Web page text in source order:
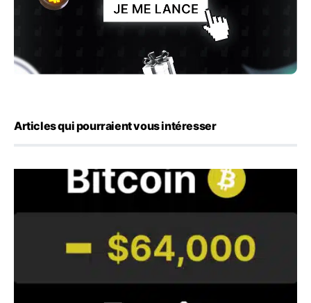
Articles qui pourraient vous intéresser
Bitcoin stagne à 64 000 dollars pendant que les